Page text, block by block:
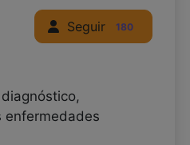
Seguir 180
enfermedades